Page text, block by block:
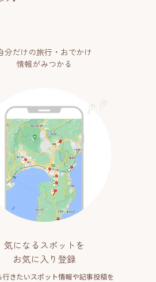
分だけの旅行・おでかけ
情報がみつかる
気になるスポットを
お気に入り登録
行きたいスポット情報や記事投稿を